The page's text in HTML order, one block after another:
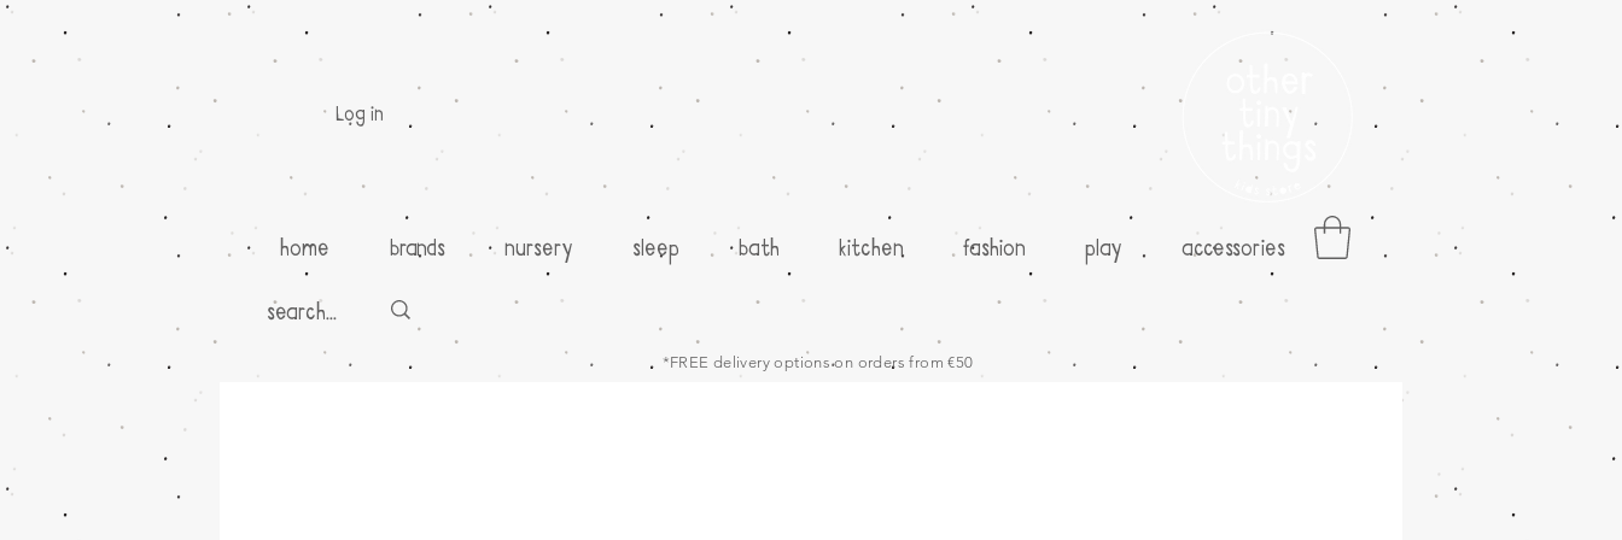
Log in
home brands nursery sleep bath kitchen fashion play accessories
*FREE delivery options on orders from €50